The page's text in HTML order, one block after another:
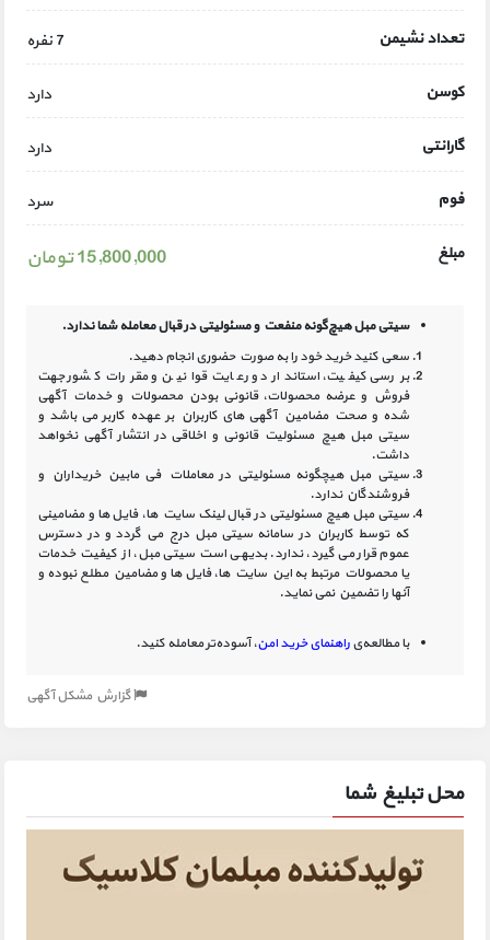
تعداد نشیمن 7 نفره
کوسن دارد
گارانتی دارد
فوم سرد
مبلغ 15,800,000 تومان
سیتی مبل هیچ‌گونه منفعت و مسئولیتی درقبال معامله شما ندارد.
سعی کنید خرید خود را به صورت حضوری انجام دهید.
بررسی کیفیت، استاندارد و رعایت قوانین و مقررات کشور جهت
فروش و عرضه محصولات، قانونی بودن محصولات و خدمات آگهی
شده و صحت مضامین آگهی‏ های کاربران بر عهده کاربر می باشد و
سیتی مبل هیچ مسئولیت قانونی و اخلاقی در انتشار آگهی نخواهد
داشت.
سیتی مبل هیچگونه مسئولیتی در معاملات فی مابین خریداران و
فروشندگان ندارد.
سیتی مبل هیچ مسئولیتی در قبال لینک‏ سایت ‏ها، فایل ‏ها و مضامینی
که توسط کاربران در سامانه‏ سیتی مبل درج می گردد و در دسترس
عموم قرار می گیرد، ندارد. بدیهی است سیتی مبل، از کیفیت خدمات
یا محصولات مرتبط به این سایت‏ ها، فایل ها و مضامین مطلع نبوده و
آنها را تضمین نمی نماید.
با مطالعه‌یراهنمای خرید امن، آسوده‌تر معامله کنید.
گزارش مشکل آگهی
محل تبلیغ شما